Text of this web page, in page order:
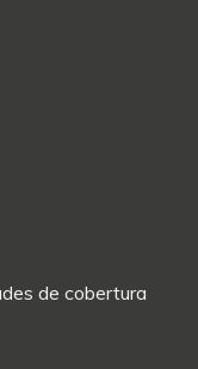
de cobertura